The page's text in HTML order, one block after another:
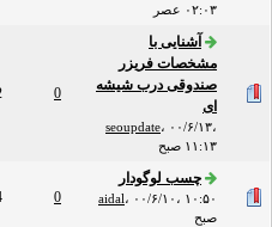
۰۲:۰۳ عصر
آشنایی با
مشخصات فریزر
صندوقی درب شیشه
ای
seoupdate، ۰۰/۶/۱۳،
۱۱:۱۳ صبح
0
چسب لوگودار
aidal، ۰۰/۶/۱۰، ۱۰:۵۰
صبح
0